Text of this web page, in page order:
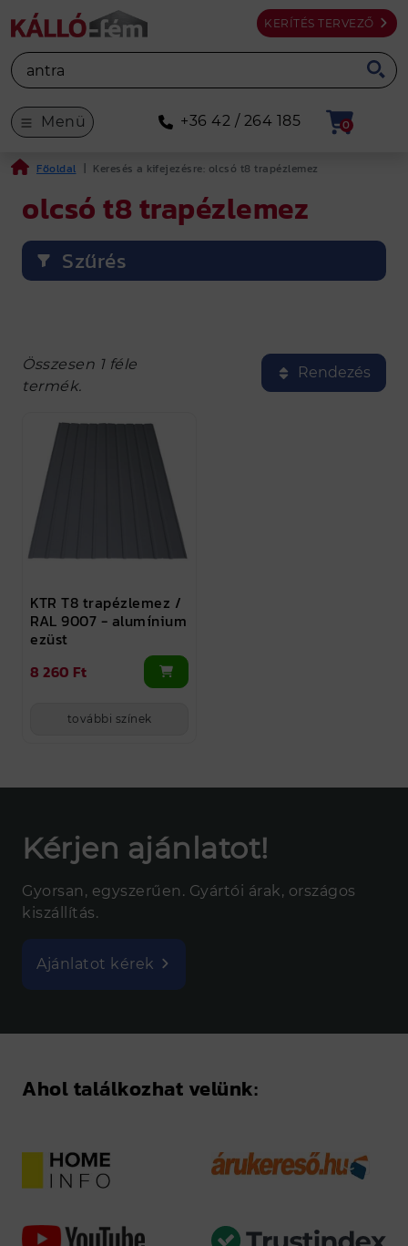
KERÍTÉS TERVEZŐ
Menü +36 42 / 264 185 0
Főoldal | Keresés a kifejezésre: olcsó t8 trapézlemez
olcsó t8 trapézlemez
Szűrés
Összesen 1 féle
termék.
Rendezés
KTR T8 trapézlemez /
RAL 9007 - alumínium
ezüst
8 260 Ft
további színek
Kérjen ajánlatot!
Gyorsan, egyszerűen. Gyártói árak, országos
kiszállítás.
Ajánlatot kérek
Ahol találkozhat velünk: